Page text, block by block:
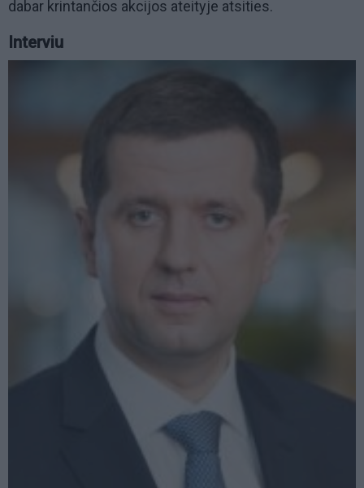
dabar krintančios akcijos ateityje atsities.
Interviu